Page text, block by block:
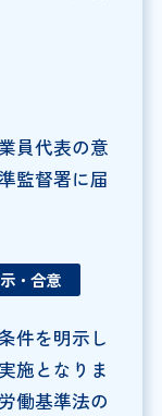
員代表の意
監督署に届
・合意
件を明示し
施となりま
働基準法の